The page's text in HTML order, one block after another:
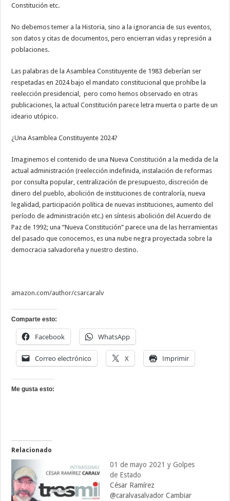
Constitución etc.
No debemos temer a la Historia, sino a la ignorancia de sus eventos,
son datos y citas de documentos, pero encierran vidas y represión a
poblaciones.
Las palabras de la Asamblea Constituyente de 1983 deberían ser
respetadas en 2024 bajo el mandato constitucional que prohíbe la
reelección presidencial, pero como hemos observado en otras
publicaciones, la actual Constitución parece letra muerta o parte de un
ideario utópico.
¿Una Asamblea Constituyente 2024?
Imaginemos el contenido de una Nueva Constitución a la medida de la
actual administración (reelección indefinida, instalación de reformas
por consulta popular, centralización de presupuesto, discreción de
dinero del pueblo, abolición de instituciones de contraloría, nueva
legalidad, participación política de nuevas instituciones, aumento del
período de administración etc.) en síntesis abolición del Acuerdo de
Paz de 1992; una “Nueva Constitución” parece una de las herramientas
del pasado que conocemos, es una nube negra proyectada sobre la
democracia salvadoreña y nuestro destino.
amazon.com/author/csarcaralv
Comparte esto:
Facebook WhatsApp
Correo electrónico X Imprimir
Me gusta esto:
Relacionado
01 de mayo 2021 y Golpes
de Estado
César Ramírez
@caralvasalvador Cambiar